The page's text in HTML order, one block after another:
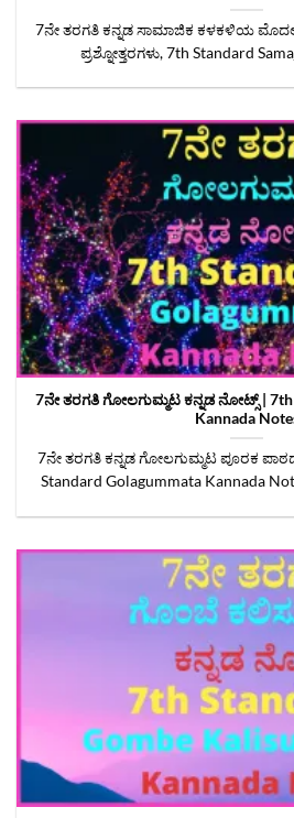
7ನೇ ತರಗತಿ ಕನ್ನಡ ಸಾಮಾಜಿಕ ಕಳಕಳಿಯ
ಪ್ರಶ್ನೋತ್ತರಗಳು, 7th Standard
7ನೇ ತರಗತಿ ಗೋಲಗುಮ್ಮಟ ಕನ್ನಡ ನೋಟ್ಸ್‌ |
Kannada
7ನೇ ತರಗತಿ ಕನ್ನಡ ಗೋಲಗುಮ್ಮಟ ಪೂರಕ
Standard Golagummata Kannada